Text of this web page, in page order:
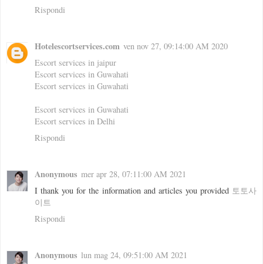
Rispondi
Hotelescortservices.com ven nov 27, 09:14:00 AM 2020
Escort services in jaipur
Escort services in Guwahati
Escort services in Guwahati
Escort services in Guwahati
Escort services in Delhi
Rispondi
Anonymous mer apr 28, 07:11:00 AM 2021
I thank you for the information and articles you provided 토토사
이트
Rispondi
Anonymous lun mag 24, 09:51:00 AM 2021